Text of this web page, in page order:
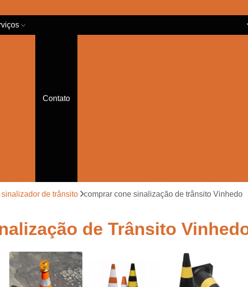
de
rodovia
obra
Contato
Cone Sinalizador de Trânsito
Empresa de Sinalização de Rodovias
Empresa de Sinalização Vertical
Empresa Sinalização de Trânsito
de trânsito comprar cone sinalização de trânsito Vinhedo
de Trânsito